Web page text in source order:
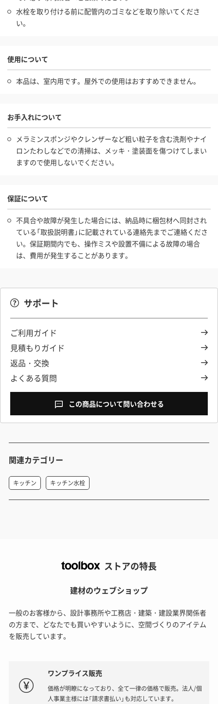
水栓を取り付ける前に配管内のゴミなどを取り除いてくださ
い。
使用について
本品は、室内用です。屋外での使用はおすすめできません。
お手入れについて
メラミンスポンジやクレンザーなど粗い粒子を含む洗剤やナイ
ロンたわしなどでの清掃は、メッキ・塗装面を傷つけてしまい
ますので使用しないでください。
保証について
不具合や故障が発生した場合には、納品時に梱包材へ同封され
ている「取扱説明書」に記載されている連絡先までご連絡くださ
い。保証期間内でも、操作ミスや設置不備による故障の場合
は、費用が発生することがあります。
サポート
ご利用ガイド
見積もりガイド
返品・交換
よくある質問
この商品について問い合わせる
関連カテゴリー
キッチン キッチン水栓
ストアの特長
建材のウェブショップ
一般のお客様から、設計事務所や工務店・建築・建設業界関係者
の方まで、どなたでも買いやすいように、空間づくりのアイテム
を販売しています。
ワンプライス販売
価格が明瞭になっており、全て一律の価格で販売。法人/個
人事業主様には「請求書払い」も対応しています。